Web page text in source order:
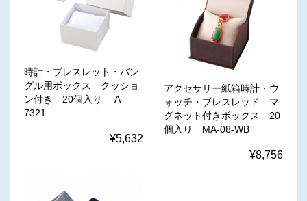
時計・ブレスレット・バン
グル用ボックス クッショ
ン付き 20個入り A-
7321
¥5,632
アクセサリー紙箱時計・ウ
ォッチ・ブレスレッド マ
グネット付きボックス 20
個入り MA-08-WB
¥8,756